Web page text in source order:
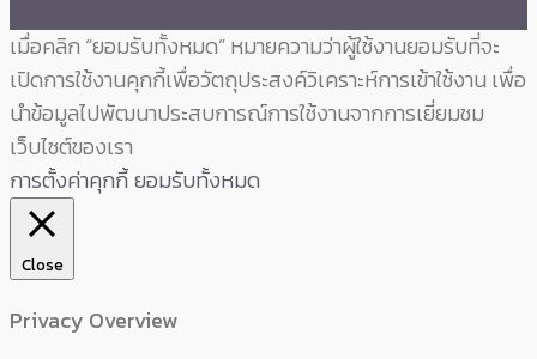
เมื่อคลิก “ยอมรับทั้งหมด” หมายความว่าผู้ใช้งานยอมรับที่จะ
เปิดการใช้งานคุกกี้เพื่อวัตถุประสงค์วิเคราะห์การเข้าใช้งาน เพื่อ
นำข้อมูลไปพัฒนาประสบการณ์การใช้งานจากการเยี่ยมชม
เว็บไซต์ของเรา
การตั้งค่าคุกกี้ยอมรับทั้งหมด
Close
Privacy Overview